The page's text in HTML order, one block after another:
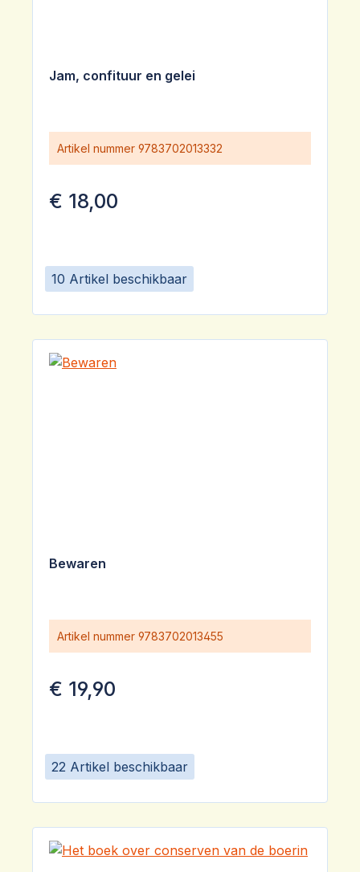
10 Artikel beschikbaar
Jam, confituur en gelei
Artikel nummer 9783702013332
€ 18,00
22 Artikel beschikbaar
Bewaren
Artikel nummer 9783702013455
€ 19,90